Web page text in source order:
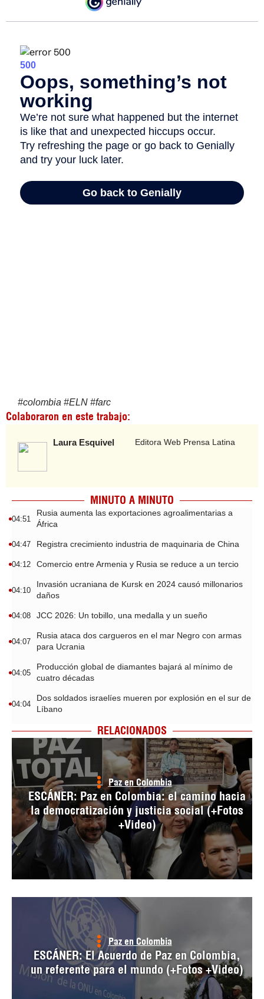
#colombia #ELN #farc
Colaboraron en este trabajo:
Laura Esquivel Editora Web Prensa Latina
MINUTO A MINUTO
04:51
Rusia aumenta las exportaciones agroalimentarias a
África
04:47 Registra crecimiento industria de maquinaria de China
04:12 Comercio entre Armenia y Rusia se reduce a un tercio
04:10
Invasión ucraniana de Kursk en 2024 causó millonarios
daños
04:08 JCC 2026: Un tobillo, una medalla y un sueño
04:07
Rusia ataca dos cargueros en el mar Negro con armas
para Ucrania
04:05
Producción global de diamantes bajará al mínimo de
cuatro décadas
04:04
Dos soldados israelíes mueren por explosión en el sur de
Líbano
RELACIONADOS
Paz en Colombia
ESCÁNER: Paz en Colombia: el camino hacia
la democratización y justicia social (+Fotos
+Video)
Paz en Colombia
ESCÁNER: El Acuerdo de Paz en Colombia,
un referente para el mundo (+Fotos +Video)